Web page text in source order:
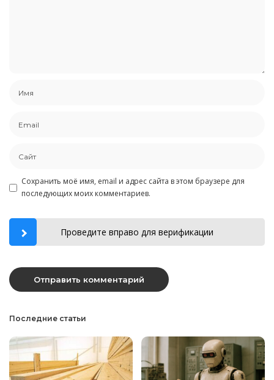
Сохранить моё имя, email и адрес сайта в этом браузере для
последующих моих комментариев.
Проведите вправо для верификации
Последние статьи